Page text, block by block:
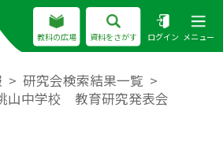
教科の広場 資料をさがす ログイン メニュー
研究会検索結果一覧
山中学校 教育研究発表会